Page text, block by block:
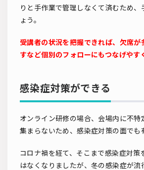
りと手作業で管理しなくて済むため、
ょう。
受講者の状況を把握できれば、欠席が
すなど個別のフォローにもつなげやす
感染症対策ができる
オンライン研修の場合、会場内に不特
集まらないため、感染症対策の面でも
コロナ禍を経て、そこまで感染症対策
はなくなりましたが、冬の感染症が流